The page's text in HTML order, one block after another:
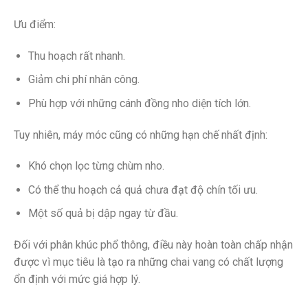
Ưu điểm:
Thu hoạch rất nhanh.
Giảm chi phí nhân công.
Phù hợp với những cánh đồng nho diện tích lớn.
Tuy nhiên, máy móc cũng có những hạn chế nhất định:
Khó chọn lọc từng chùm nho.
Có thể thu hoạch cả quả chưa đạt độ chín tối ưu.
Một số quả bị dập ngay từ đầu.
Đối với phân khúc phổ thông, điều này hoàn toàn chấp nhận
được vì mục tiêu là tạo ra những chai vang có chất lượng
ổn định với mức giá hợp lý.